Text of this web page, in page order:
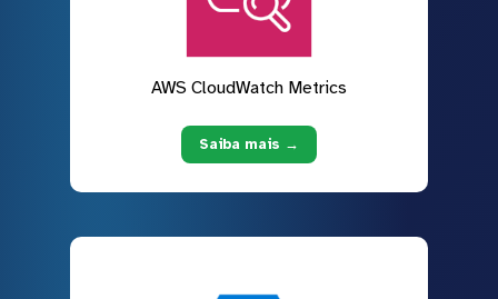
AWS CloudWatch Metrics
Saiba mais →